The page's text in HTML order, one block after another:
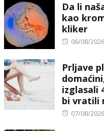
Da li
kao
kliker
Posted
06/08/2026
Prljave
izglasali
bi vratili
Posted
07/08/2026